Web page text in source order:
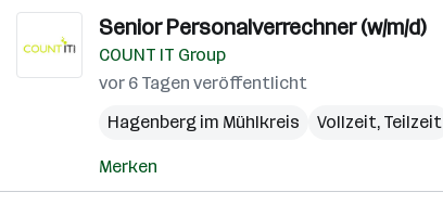
Senior Personalverrechner (w/m/d)
COUNT IT Group
vor 6 Tagen veröffentlicht
Hagenberg im Mühlkreis
Vollzeit, Teilzeit
Merken